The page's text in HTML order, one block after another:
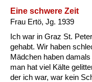
Eine schwere Zeit
Frau Ertö, Jg. 1939
Ich war in Graz St.
gehabt. Wir haben
Mädchen haben
man hat viel Kälte
der ich war, war kein